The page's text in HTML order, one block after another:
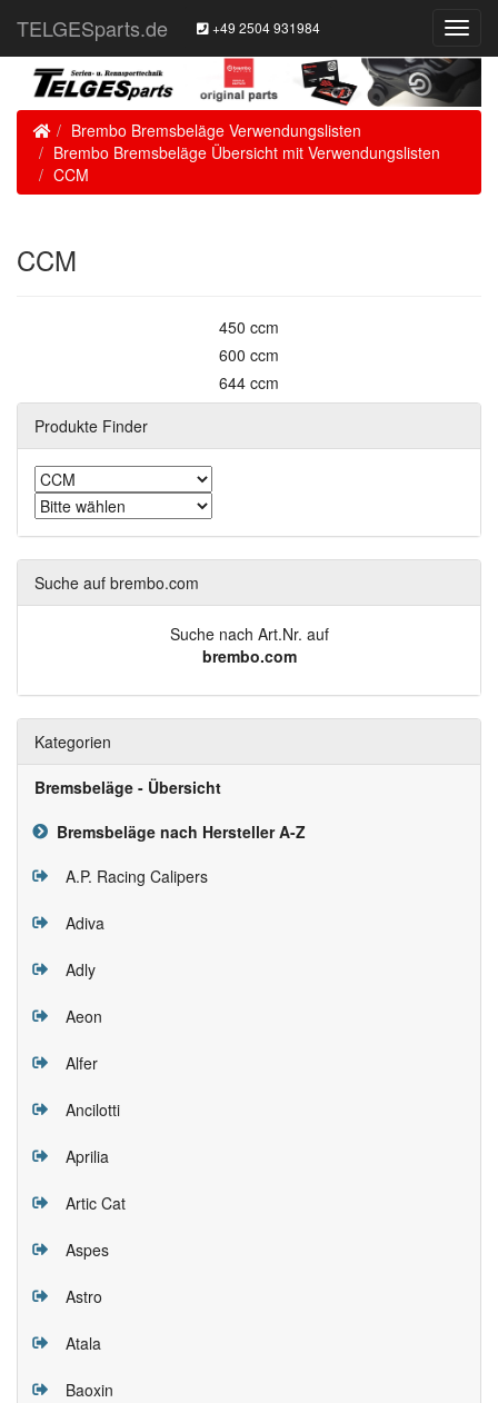
TELGESparts.de +49 2504 931984
HomeBrembo Bremsbeläge Verwendungslisten
Brembo Bremsbeläge Übersicht mit Verwendungslisten
CCM
CCM
450 ccm
600 ccm
644 ccm
Produkte Finder
Suche auf brembo.com
Suche nach Art.Nr. auf
brembo.com
Kategorien
Bremsbeläge - Übersicht
Bremsbeläge nach Hersteller A-Z
A.P. Racing Calipers
Adiva
Adly
Aeon
Alfer
Ancilotti
Aprilia
Artic Cat
Aspes
Astro
Atala
Baoxin